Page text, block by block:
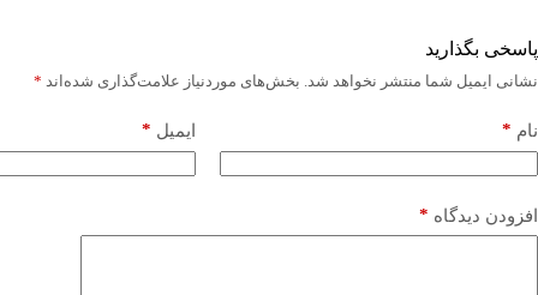
پاسخی بگذارید
نشانی ایمیل شما منتشر نخواهد شد. بخش‌های موردنیاز علامت‌گذاری شده‌اند *
نام * ایمیل *
افزودن دیدگاه *